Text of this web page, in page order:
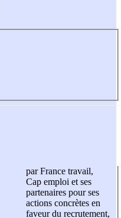
par France travail,
Cap emploi et ses
partenaires pour ses
actions concrètes en
faveur du recrutement,